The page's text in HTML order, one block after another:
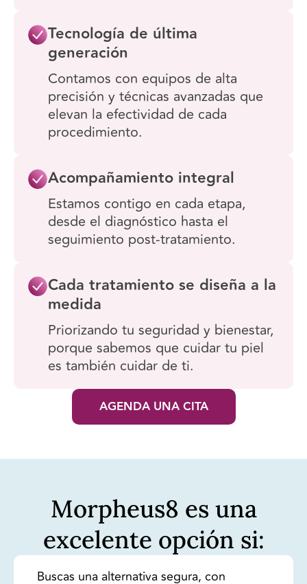
Tecnología de última
generación
Contamos con equipos de alta
precisión y técnicas avanzadas que
elevan la efectividad de cada
procedimiento.
Acompañamiento integral
Estamos contigo en cada etapa,
desde el diagnóstico hasta el
seguimiento post-tratamiento.
Cada tratamiento se diseña a la
medida
Priorizando tu seguridad y bienestar,
porque sabemos que cuidar tu piel
es también cuidar de ti.
AGENDA UNA CITA
Morpheus8 es una
excelente opción si:
Buscas una alternativa segura, con